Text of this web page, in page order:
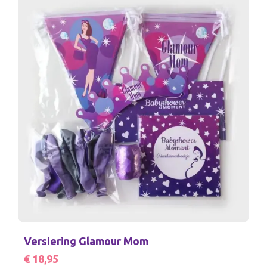
Versiering Glamour Mom
€ 18,95